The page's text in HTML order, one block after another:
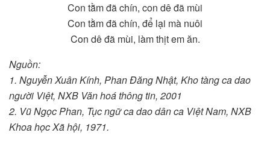
Con tằm đã chín, con dê đã mùi
Con tằm đã chín, để lại mà nuôi
Con dê đã mùi, làm thịt em ăn.
Nguồn:
1. Nguyễn Xuân Kính, Phan Đăng Nhật, Kho tàng ca dao
người Việt, NXB Văn hoá thông tin, 2001
2. Vũ Ngọc Phan, Tục ngữ ca dao dân ca Việt Nam, NXB
Khoa học Xã hội, 1971.